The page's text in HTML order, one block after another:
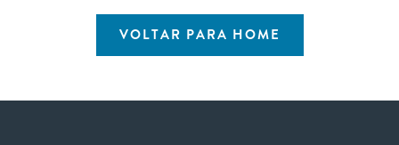
VOLTAR PARA HOME